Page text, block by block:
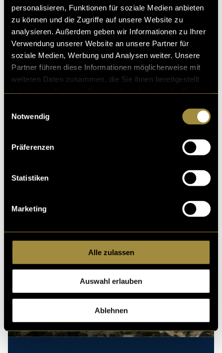
personalisieren, Funktionen für soziale Medien anbieten
zu können und die Zugriffe auf unsere Website zu
analysieren. Außerdem geben wir Informationen zu Ihrer
Verwendung unserer Website an unsere Partner für
soziale Medien, Werbung und Analysen weiter. Unsere
Partner führen diese Informationen möglicherweise mit
weiteren Daten zusammen, die Sie ihnen bereitgestellt
Notwendig
Präferenzen
Statistiken
Marketing
Alle zulassen
Auswahl erlauben
Ablehnen
Kritik
Ähnliche Artikel